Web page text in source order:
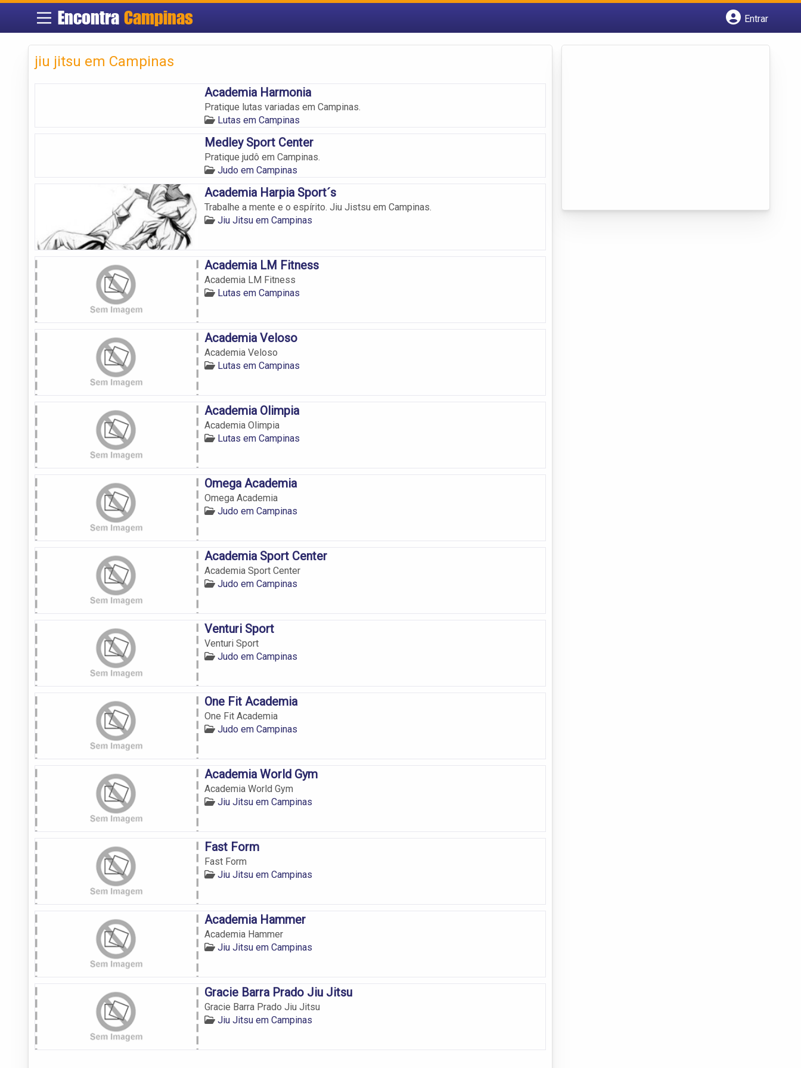
EncontraCampinas
Entrar
jiu jitsu em Campinas
Academia Harmonia
Pratique lutas variadas em Campinas.
Lutas em Campinas
Medley Sport Center
Pratique judô em Campinas.
Judo em Campinas
Academia Harpia Sport´s
Trabalhe a mente e o espírito. Jiu Jistsu em Campinas.
Jiu Jitsu em Campinas
Academia LM Fitness
Academia LM Fitness
Lutas em Campinas
Academia Veloso
Academia Veloso
Lutas em Campinas
Academia Olimpia
Academia Olimpia
Lutas em Campinas
Omega Academia
Omega Academia
Judo em Campinas
Academia Sport Center
Academia Sport Center
Judo em Campinas
Venturi Sport
Venturi Sport
Judo em Campinas
One Fit Academia
One Fit Academia
Judo em Campinas
Academia World Gym
Academia World Gym
Jiu Jitsu em Campinas
Fast Form
Fast Form
Jiu Jitsu em Campinas
Academia Hammer
Academia Hammer
Jiu Jitsu em Campinas
Gracie Barra Prado Jiu Jitsu
Gracie Barra Prado Jiu Jitsu
Jiu Jitsu em Campinas